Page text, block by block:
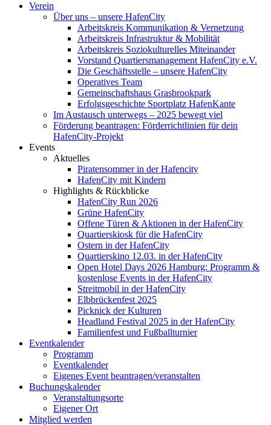
Verein
Über uns – unsere HafenCity
Arbeitskreis Kommunikation & Vernetzung
Arbeitskreis Infrastruktur & Mobilität
Arbeitskreis Soziokulturelles Miteinander
Vorstand Quartiersmanagement HafenCity e.V.
Die Geschäftsstelle – unsere HafenCity
Operatives Team
Gemeinschaftshaus Grasbrookpark
Erfolgsgeschichte Sportplatz HafenKante
Im Austausch unterwegs – 2025 bewegt viel
Förderung beantragen: Förderrichtlinien für dein
HafenCity-Projekt
Events
Aktuelles
Piratensommer in der Hafencity
HafenCity mit Kindern
Highlights & Rückblicke
HafenCity Run 2026
Grüne HafenCity
Offene Türen & Aktionen in der HafenCity
Quartierskiosk für die HafenCity
Ostern in der HafenCity
Quartierskino 12.03. in der HafenCity
Open Hotel Days 2026 Hamburg: Programm &
kostenlose Events in der HafenCity
Streitmobil in der HafenCity
Elbbrückenfest 2025
Picknick der Kulturen
Headland Festival 2025 in der HafenCity
Familienfest und Fußballturnier
Eventkalender
Programm
Eventkalender
Eigenes Event beantragen/veranstalten
Buchungskalender
Veranstaltungsorte
Eigener Ort
Mitglied werden